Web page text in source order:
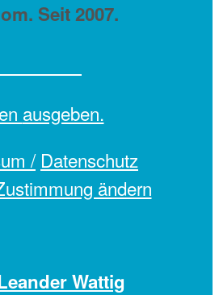
Seit 2007.
ausgeben.
/ Datenschutz
ändern
Wattig